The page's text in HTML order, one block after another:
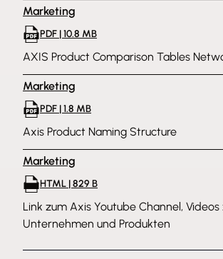
Marketing
PDF | 10.8 MB
AXIS Product Comparison Tables
Marketing
PDF | 1.8 MB
Axis Product Naming Structure
Marketing
HTML | 829 B
Link zum Axis Youtube Channel, Videos
Unternehmen und Produkten